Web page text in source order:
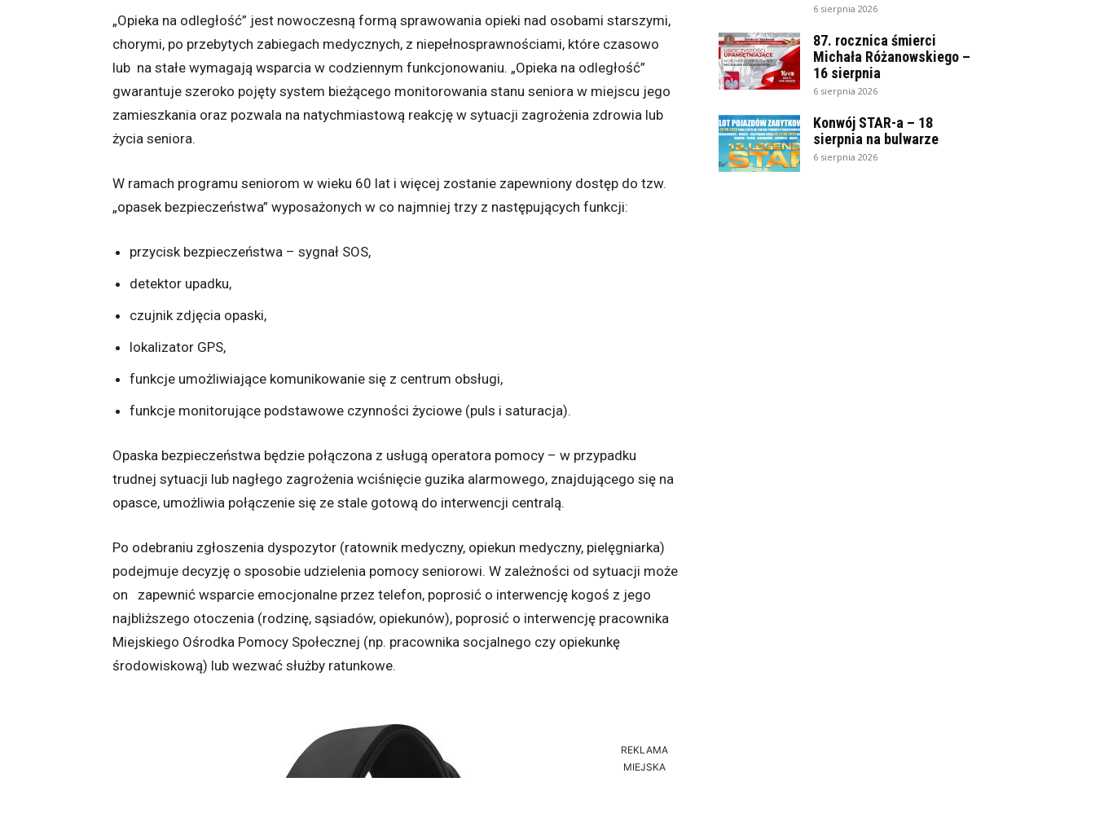
„Opieka na odległość” jest nowoczesną formą sprawowania opieki nad osobami starszymi,
chorymi, po przebytych zabiegach medycznych, z niepełnosprawnościami, które czasowo
lub na stałe wymagają wsparcia w codziennym funkcjonowaniu. „Opieka na odległość”
gwarantuje szeroko pojęty system bieżącego monitorowania stanu seniora w miejscu jego
zamieszkania oraz pozwala na natychmiastową reakcję w sytuacji zagrożenia zdrowia lub
życia seniora.
W ramach programu seniorom w wieku 60 lat i więcej zostanie zapewniony dostęp do tzw.
„opasek bezpieczeństwa” wyposażonych w co najmniej trzy z następujących funkcji:
przycisk bezpieczeństwa – sygnał SOS,
detektor upadku,
czujnik zdjęcia opaski,
lokalizator GPS,
funkcje umożliwiające komunikowanie się z centrum obsługi,
funkcje monitorujące podstawowe czynności życiowe (puls i saturacja).
Opaska bezpieczeństwa będzie połączona z usługą operatora pomocy – w przypadku
trudnej sytuacji lub nagłego zagrożenia wciśnięcie guzika alarmowego, znajdującego się na
opasce, umożliwia połączenie się ze stale gotową do interwencji centralą.
Po odebraniu zgłoszenia dyspozytor (ratownik medyczny, opiekun medyczny, pielęgniarka)
podejmuje decyzję o sposobie udzielenia pomocy seniorowi. W zależności od sytuacji może
on zapewnić wsparcie emocjonalne przez telefon, poprosić o interwencję kogoś z jego
najbliższego otoczenia (rodzinę, sąsiadów, opiekunów), poprosić o interwencję pracownika
Miejskiego Ośrodka Pomocy Społecznej (np. pracownika socjalnego czy opiekunkę
środowiskową) lub wezwać służby ratunkowe.
REKLAMA
MIEJSKA
6 sierpnia 2026
87. rocznica śmierci
Michała Różanowskiego –
16 sierpnia
6 sierpnia 2026
Konwój STAR-a – 18
sierpnia na bulwarze
6 sierpnia 2026